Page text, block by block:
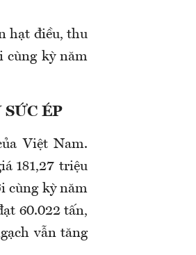
hạt điều, thu
cùng kỳ năm
ÉP
Việt Nam.
181,27 triệu
cùng kỳ năm
60.022 tấn,
vẫn tăng